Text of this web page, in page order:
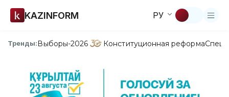
KAZINFORM РУ
Тренды:Выборы-2026 Конституционная реформа